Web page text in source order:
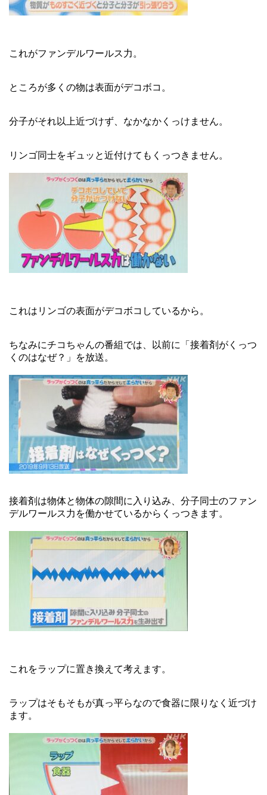
これがファンデルワールス力。
ところが多くの物は表面がデコボコ。
分子がそれ以上近づけず、なかなかくっけません。
リンゴ同士をギュッと近付けてもくっつきません。
これはリンゴの表面がデコボコしているから。
ちなみにチコちゃんの番組では、以前に「接着剤がくっつ
くのはなぜ？」を放送。
接着剤は物体と物体の隙間に入り込み、分子同士のファン
デルワールス力を働かせているからくっつきます。
これをラップに置き換えて考えます。
ラップはそもそもが真っ平らなので食器に限りなく近づけ
ます。